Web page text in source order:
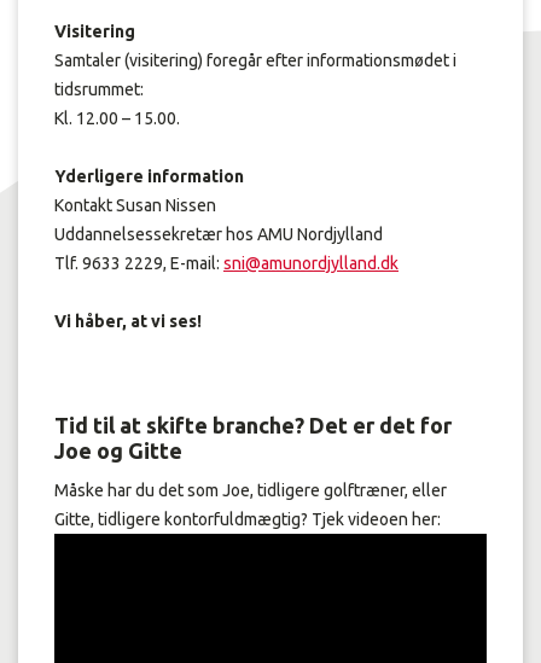
Visitering
Samtaler (visitering) foregår efter informationsmødet i
tidsrummet:
Kl. 12.00 – 15.00.
Yderligere information
Kontakt Susan Nissen
Uddannelsessekretær hos AMU Nordjylland
Tlf. 9633 2229, E-mail: sni@amunordjylland.dk
Vi håber, at vi ses!
Tid til at skifte branche? Det er det for
Joe og Gitte
Måske har du det som Joe, tidligere golftræner, eller
Gitte, tidligere kontorfuldmægtig? Tjek videoen her: